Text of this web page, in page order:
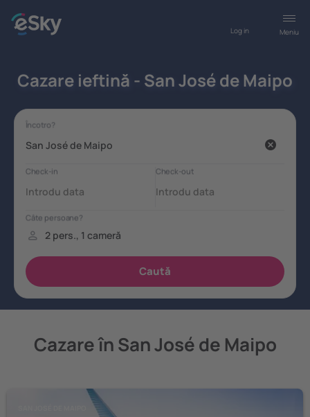
Meniu
Log in
Cazare ieftină - San José de Maipo
Cazare în San José de Maipo